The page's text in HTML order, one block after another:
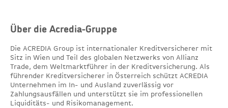
Über die Acredia-Gruppe
Die ACREDIA Group ist internationaler Kreditversicherer mit
Sitz in Wien und Teil des globalen Netzwerks von Allianz
Trade, dem Weltmarktführer in der Kreditversicherung. Als
führender Kreditversicherer in Österreich schützt ACREDIA
Unternehmen im In- und Ausland zuverlässig vor
Zahlungsausfällen und unterstützt sie im professionellen
Liquiditäts- und Risikomanagement.